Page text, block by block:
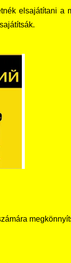
elsajátítani